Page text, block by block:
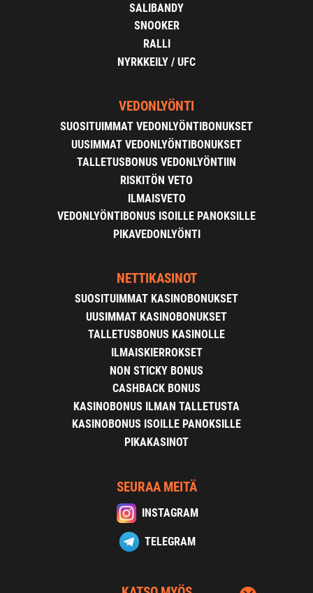
SALIBANDY
SNOOKER
RALLI
NYRKKEILY / UFC
VEDONLYÖNTI
SUOSITUIMMAT VEDONLYÖNTIBONUKSET
UUSIMMAT VEDONLYÖNTIBONUKSET
TALLETUSBONUS VEDONLYÖNTIIN
RISKITÖN VETO
ILMAISVETO
VEDONLYÖNTIBONUS ISOILLE PANOKSILLE
PIKAVEDONLYÖNTI
NETTIKASINOT
SUOSITUIMMAT KASINOBONUKSET
UUSIMMAT KASINOBONUKSET
TALLETUSBONUS KASINOLLE
ILMAISKIERROKSET
NON STICKY BONUS
CASHBACK BONUS
KASINOBONUS ILMAN TALLETUSTA
KASINOBONUS ISOILLE PANOKSILLE
PIKAKASINOT
SEURAA MEITÄ
INSTAGRAM
TELEGRAM